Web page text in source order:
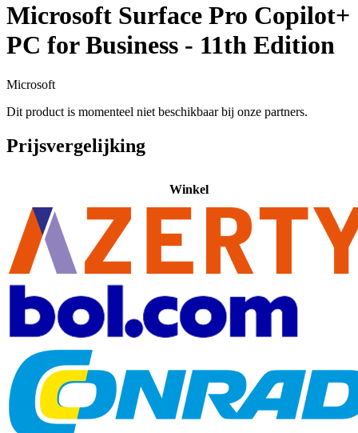
Microsoft Surface Pro Copilot+
PC for Business - 11th Edition
Microsoft
Dit product is momenteel niet beschikbaar bij onze partners.
Prijsvergelijking
Winkel